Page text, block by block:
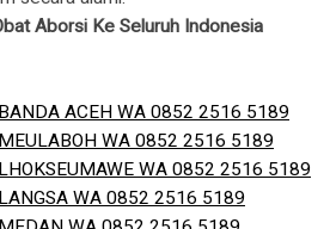
Aborsi Ke Seluruh Indonesia
BANDA ACEH WA 0852 2516 5189
MEULABOH WA 0852 2516 5189
LHOKSEUMAWE WA 0852 2516 5189
LANGSA WA 0852 2516 5189